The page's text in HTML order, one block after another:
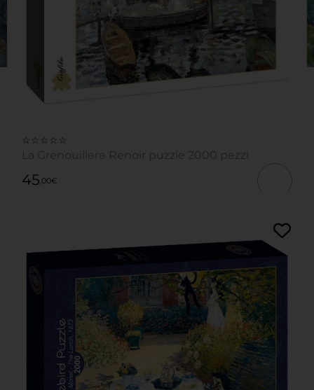
☆☆☆☆☆
La Grenouillere Renoir puzzle 2000 pezzi
45,00€